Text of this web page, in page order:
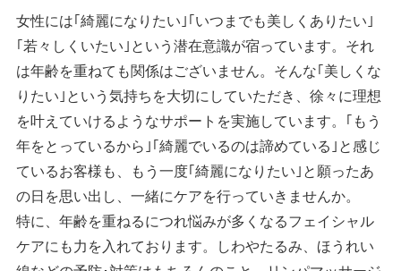
女性には｢綺麗になりたい｣｢いつまでも美しくありたい｣
｢若々しくいたい｣という潜在意識が宿っています。それ
は年齢を重ねても関係はございません。そんな｢美しくな
りたい｣という気持ちを大切にしていただき、徐々に理想
を叶えていけるようなサポートを実施しています。｢もう
年をとっているから｣｢綺麗でいるのは諦めている｣と感じ
ているお客様も、もう一度｢綺麗になりたい｣と願ったあ
の日を思い出し、一緒にケアを行っていきませんか。
特に、年齢を重ねるにつれ悩みが多くなるフェイシャル
ケアにも力を入れております。しわやたるみ、ほうれい